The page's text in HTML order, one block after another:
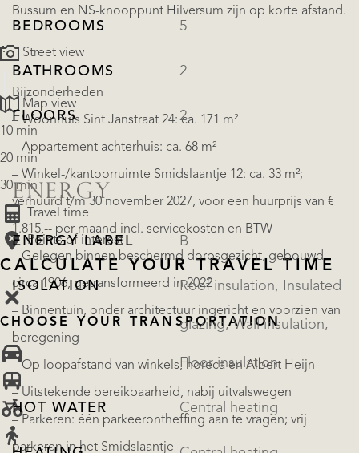
Bussum en NS-knooppunt Hilversum zijn op korte afstand.
Bijzonderheden
– Woonhuis Sint Janstraat 24: ca. 171 m²
– Appartement achterhuis: ca. 68 m²
– Winkel-/kantoorruimte Smidslaantje 12: ca. 33 m²;
verhuurd t/m 30 november 2027, voor een huurprijs van €
1.815,-- per maand incl. servicekosten en BTW
– Gelegen binnen beschermd dorpsgezicht, gebouwd
circa 1906, getransformeerd in 2022
– Binnentuin, onder architectuur ingericht en voorzien van
beregening
– Op loopafstand van winkels, horeca en Albert Heijn
– Uitstekende bereikbaarheid, nabij uitvalswegen
– Parkeren: één parkeerontheffing aan te vragen; vrij
parkeren in het Smidslaantje
BEDROOMS 5
BATHROOMS 2
FLOORS 2
ENERGY
ENERGY LABEL B
ISOLATION Roof insulation, Insulated
glazing, Wall insulation,
Floor insulation
HOT WATER Central heating
Street view
Map view
10 min
20 min
30 min
Travel time
Points of interest
CALCULATE YOUR TRAVEL TIME
CHOOSE YOUR TRANSPORTATION